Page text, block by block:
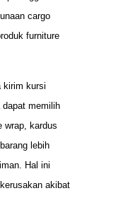
cargo
furniture
kirim kursi
dapat memilih
wrap, kardus
lebih
Hal ini
akibat